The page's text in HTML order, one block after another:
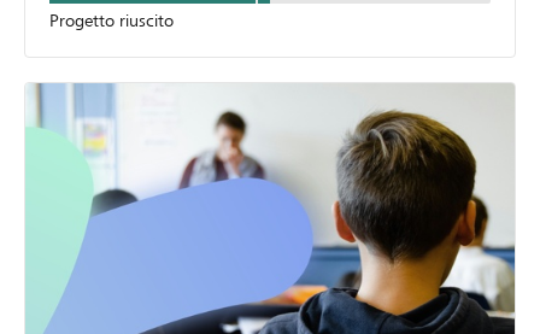
Progetto riuscito